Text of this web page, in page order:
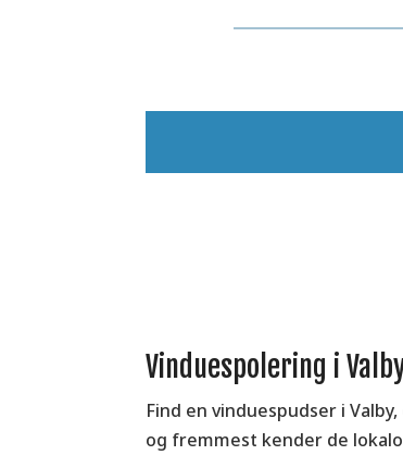
Vinduespolering i
Find en vinduespudser i
og fremmest kender de